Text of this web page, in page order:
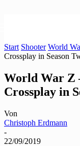
Start Shooter World
Crossplay in Season
World War Z
Crossplay in
Von
Christoph Erdmann
-
22/09/2019